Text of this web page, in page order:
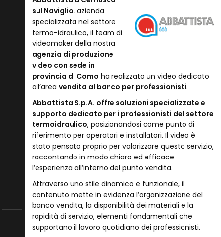
sul Naviglio, azienda
specializzata nel settore
termo-idraulico, il team di
videomaker della nostra
agenzia di produzione
video con sede in
provincia di Como ha realizzato un video dedicato
all’area vendita al banco per professionisti.
Abbattista S.p.A. offre soluzioni specializzate e
supporto dedicato per i professionisti del settore
termoidraulico, posizionandosi come punto di
riferimento per operatori e installatori. Il video è
stato pensato proprio per valorizzare questo servizio,
raccontando in modo chiaro ed efficace
l’esperienza all’interno del punto vendita.
Attraverso uno stile dinamico e funzionale, il
contenuto mette in evidenza l’organizzazione del
banco vendita, la disponibilità dei materiali e la
rapidità di servizio, elementi fondamentali che
supportano il lavoro quotidiano dei professionisti.